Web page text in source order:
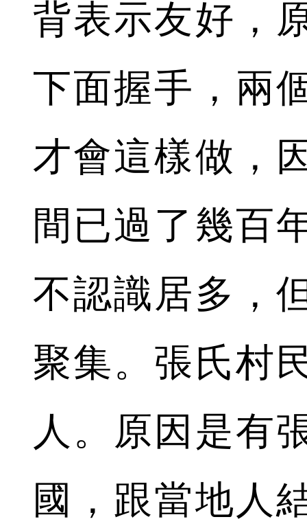
背表示友好，
下面握手，兩
才會這樣做，
間已過了幾百
不認識居多，
聚集。張氏村
人。原因是有
國，跟當地人